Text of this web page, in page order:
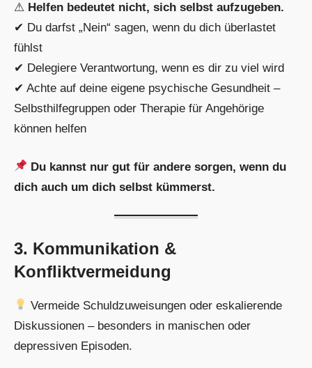
⚠ Helfen bedeutet nicht, sich selbst aufzugeben.
✔ Du darfst „Nein“ sagen, wenn du dich überlastet
fühlst
✔ Delegiere Verantwortung, wenn es dir zu viel wird
✔ Achte auf deine eigene psychische Gesundheit –
Selbsthilfegruppen oder Therapie für Angehörige
können helfen
Du kannst nur gut für andere sorgen, wenn du
dich auch um dich selbst kümmerst.
3. Kommunikation &
Konfliktvermeidung
Vermeide Schuldzuweisungen oder eskalierende
Diskussionen – besonders in manischen oder
depressiven Episoden.